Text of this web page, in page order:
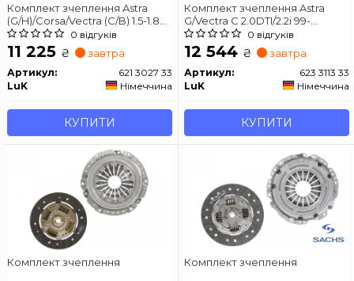
Комплект зчеплення Astra
(G/H)/Corsa/Vectra (C/B) 1.5-1.8
TD 87- (з вичавним
підшипником)) LUK 621 3027 33
0 відгуків
11 225 ₴ завтра
Артикул:
621 3027 33
LuK
Німеччина
КУПИТИ
Комплект зчеплення Astra
G/Vectra C 2.0DTI/2.2i 99-
(230mm) LUK 623 3113 33
0 відгуків
12 544 ₴ завтра
Артикул:
623 3113 33
LuK
Німеччина
КУПИТИ
Комплект зчеплення Комплект зчеплення